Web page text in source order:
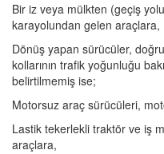
Bir iz veya mülkten (geçiş
karayolundan gelen araçlara,
Dönüş yapan sürücüler,
kollarının trafik yoğunluğu
belirtilmemiş ise;
Motorsuz araç sürücüleri,
Lastik tekerlekli traktör ve iş
araçlara,